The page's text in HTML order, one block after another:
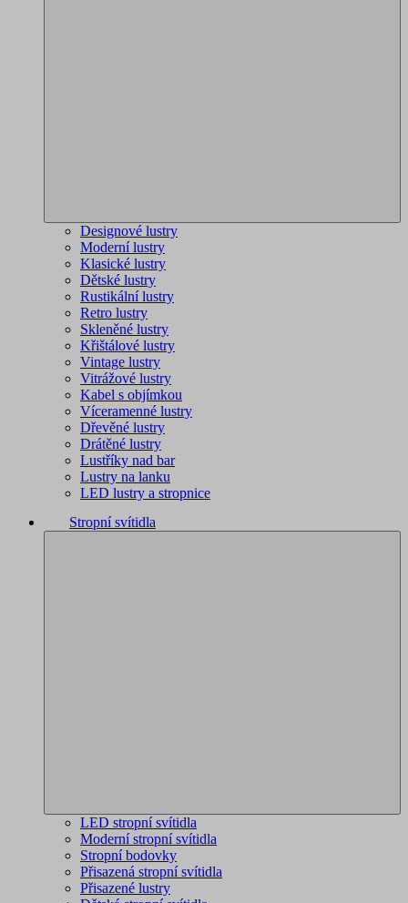
Designové lustry
Moderní lustry
Klasické lustry
Dětské lustry
Rustikální lustry
Retro lustry
Skleněné lustry
Křištálové lustry
Vintage lustry
Vitrážové lustry
Kabel s objímkou
Víceramenné lustry
Dřevěné lustry
Drátěné lustry
Lustříky nad bar
Lustry na lanku
LED lustry a stropnice
Stropní svítidla
LED stropní svítidla
Moderní stropní svítidla
Stropní bodovky
Přisazená stropní svítidla
Přisazené lustry